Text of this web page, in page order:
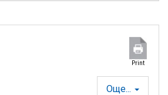
Print
Още...